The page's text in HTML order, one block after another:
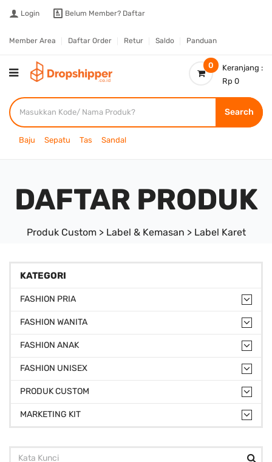
Login Belum Member? Daftar
Member Area Daftar Order Retur Saldo Panduan
0
Keranjang :
Rp 0
Search
Baju Sepatu Tas Sandal
DAFTAR PRODUK
Produk Custom > Label & Kemasan > Label Karet
KATEGORI
FASHION PRIA
FASHION WANITA
FASHION ANAK
FASHION UNISEX
PRODUK CUSTOM
MARKETING KIT